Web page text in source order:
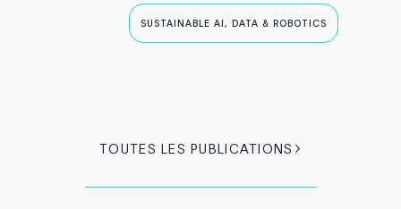
SUSTAINABLE AI, DATA & ROBOTICS
TOUTES LES PUBLICATIONS